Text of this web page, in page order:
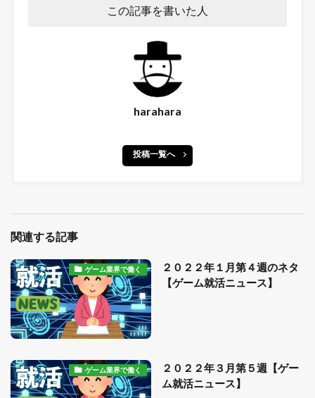
この記事を書いた人
harahara
投稿一覧へ
関連する記事
ゲーム業界で働く
２０２２年１月第４週のネタ
【ゲーム就活ニュース】
ゲーム業界で働く
２０２２年３月第５週【ゲー
ム就活ニュース】